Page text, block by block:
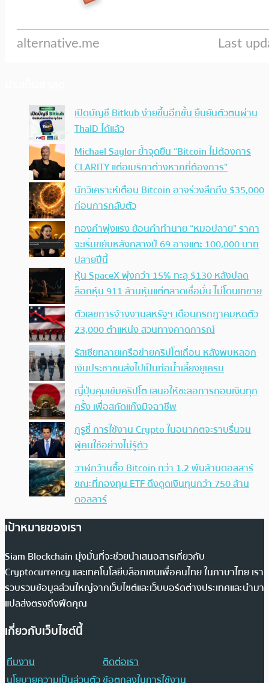
เปิดบัญชี Bitkub ง่ายขึ้นอีกขั้น ยืนยันตัวตนผ่าน
ThaID ได้แล้ว
Michael Saylor ย้ำจุดยืน “Bitcoin ไม่ต้องการ
CLARITY แต่อเมริกาต่างหากที่ต้องการ”
นักวิเคราะห์เตือน Bitcoin อาจร่วงลึกถึง $35,000
ก่อนการกลับตัว
ทองคำพุ่งแรง ย้อนคำทำนาย “หมอปลาย” ราคา
จะเริ่มขยับหลังกลางปี 69 อาจแตะ 100,000 บาท
ปลายปีนี้
หุ้น SpaceX พุ่งกว่า 15% ทะลุ $130 หลังปลด
ล็อกหุ้น 911 ล้านหุ้นแต่ตลาดเชื่อมั่น ไม่โดนเทขาย
ตัวเลขการจ้างงานสหรัฐฯ เดือนกรกฎาคมหดตัว
23,000 ตำแหน่ง สวนทางคาดการณ์
รัสเซียทลายเครือข่ายคริปโตเถื่อน หลังพบหลอก
เงินประชาชนส่งไปเป็นท่อน้ำเลี้ยงยูเครน
ญี่ปุ่นคุมเข้มคริปโต เสนอให้ชะลอการถอนเงินทุก
ครั้ง เพื่อสกัดแก๊งมิจฉาชีพ
กูรูชี้ การใช้งาน Crypto ในอนาคตจะราบรื่นจน
ผู้คนใช้อย่างไม่รู้ตัว
วาฬกว้านซื้อ Bitcoin กว่า 1.2 พันล้านดอลลาร์
ขณะที่กองทุน ETF ดึงดูดเงินทุนกว่า 750 ล้าน
ดอลลาร์
เป้าหมายของเรา
Siam Blockchain มุ่งมั่นที่จะช่วยนำเสนอสารเกี่ยวกับ
Cryptocurrency และเทคโนโลยีบล็อกเชนเพื่อคนไทย ในภาษาไทย เรา
รวบรวมข้อมูลส่วนใหญ่จากเว็บไซต์และเว็บบอร์ดต่างประเทศและนำมา
แปลส่งตรงถึงฟีดคุณ
เกี่ยวกับเว็บไซต์นี้
ทีมงาน
ติดต่อเรา